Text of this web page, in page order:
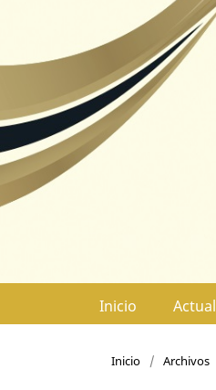
Inicio Actual
Inicio / Archivos